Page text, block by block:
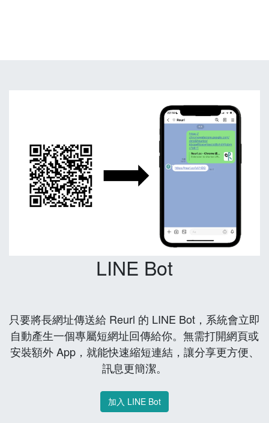
LINE Bot
只要將長網址傳送給 Reurl 的 LINE Bot，系統會立即
自動產生一個專屬短網址回傳給你。無需打開網頁或
安裝額外 App，就能快速縮短連結，讓分享更方便、
訊息更簡潔。
加入 LINE Bot